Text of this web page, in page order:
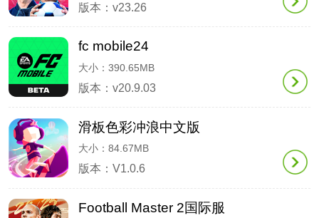
版本：v23.26
fc mobile24
大小：390.65MB
版本：v20.9.03
滑板色彩冲浪中文版
大小：84.67MB
版本：V1.0.6
Football Master 2国际服